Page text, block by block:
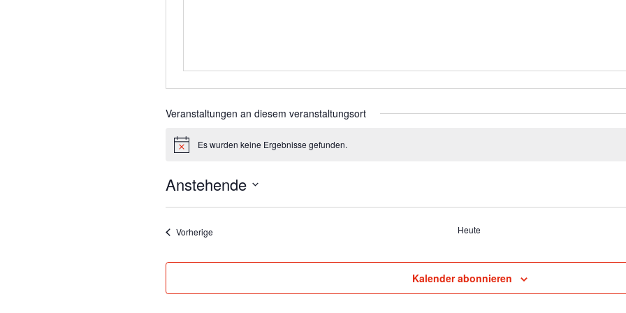
Veranstaltungen an diesem veranstaltungsort
HinweisEs wurden keine Ergebnisse gefunden.
Anstehende
VorherigeVeranstaltungen Heute
Kalender abonnieren